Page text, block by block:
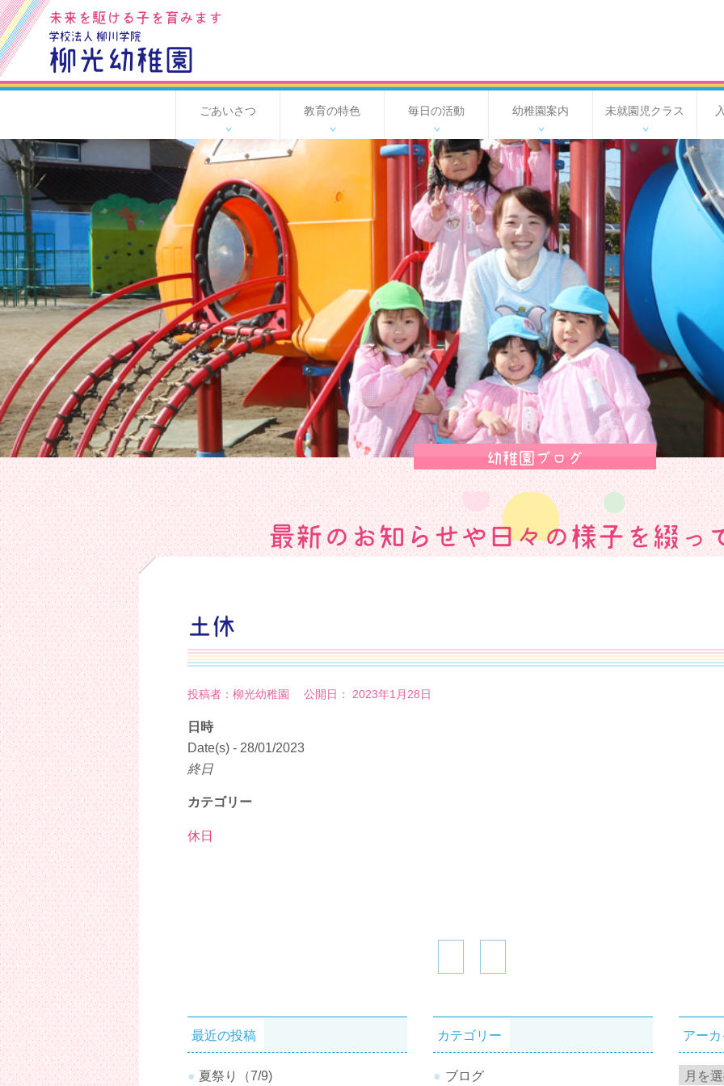
学校法人 柳川学院
柳光幼稚園
未来を駆ける子を育みます
ごあいさつ 教育の特色 毎日の活動 幼稚園案内 未就園児クラス
幼稚園ブログ
最新のお知らせや日々の様子を綴っ
土休
投稿者：柳光幼稚園 公開日： 2023年1月28日
日時
Date(s) - 28/01/2023
終日
カテゴリー
休日
最近の投稿
夏祭り（7/9)
カテゴリー
ブログ
アー
ア